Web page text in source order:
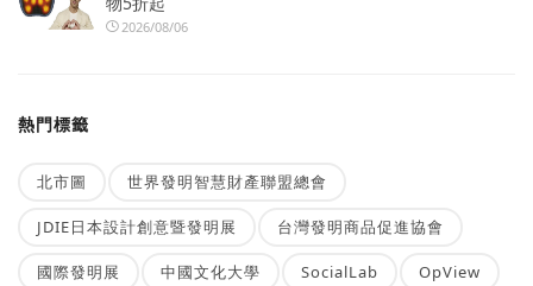
2026/08/06
熱門標籤
北市圖 世界發明智慧財產聯盟總會
JDIE日本設計創意暨發明展 台灣發明商品促進協會
國際發明展 中國文化大學 SocialLab OpView